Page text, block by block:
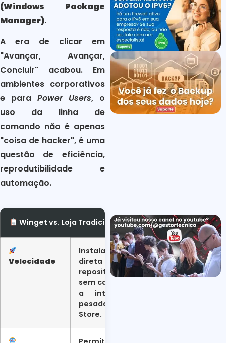
(Windows Package
Manager).
A era de clicar em
"Avançar, Avançar,
Concluir" acabou. Em
ambientes corporativos
e para Power Users, o
uso da linha de
comando não é apenas
"coisa de hacker", é uma
questão de eficiência,
reprodutibilidade e
automação.
Winget vs. Loja Tradicional
Velocidade
Instalação
direta do
repositório,
sem carregar
a interface
pesada da
Store.